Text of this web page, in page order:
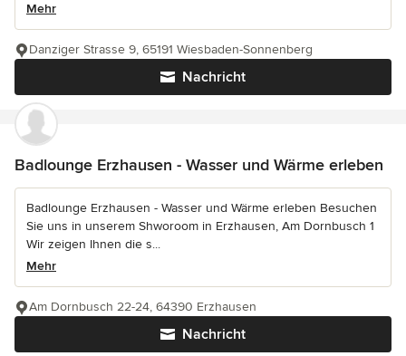
Mehr
Nachricht
Danziger Strasse 9, 65191 Wiesbaden-Sonnenberg
Badlounge Erzhausen - Wasser und Wärme erleben
Badlounge Erzhausen - Wasser und Wärme erleben Besuchen
Sie uns in unserem Shworoom in Erzhausen, Am Dornbusch 1
Wir zeigen Ihnen die s...
Mehr
Nachricht
Am Dornbusch 22-24, 64390 Erzhausen